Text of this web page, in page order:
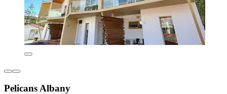
Pelicans Albany